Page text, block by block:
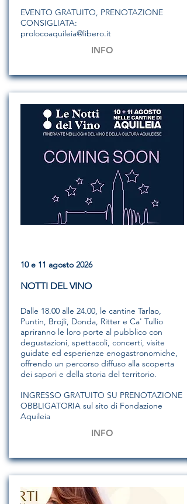
EVENTO GRATUITO, PRENOTAZIONE
CONSIGLIATA:
prolocoaquileia@libero.it
INFO
10 e 11 agosto 2026
NOTTI DEL VINO
Dalle 18.00 alle 24.00, le cantine Tarlao,
Puntin, Brojli, Donda, Ritter e Ca' Tullio
apriranno le loro porte al pubblico con
degustazioni, spettacoli, concerti, visite
guidate ed esperienze enogastronomiche,
offrendo un percorso diffuso alla scoperta
dei sapori e della storia del territorio.
INGRESSO GRATUITO SU PRENOTAZIONE
OBBLIGATORIA sul sito di Fondazione
Aquileia
INFO